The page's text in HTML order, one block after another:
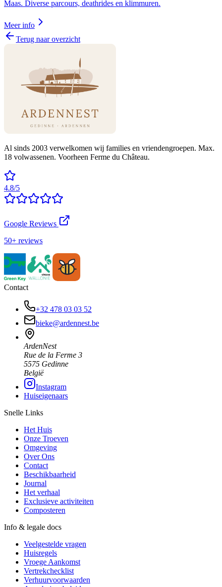
Maas. Diverse parcours, deathrides en klimmuren.
Meer info
Terug naar overzicht
Al sinds 2003 verwelkomen wij families en vriendengroepen. Max.
18 volwassenen. Voorheen Ferme du Château.
4.8/5
Google Reviews
50+ reviews
Contact
+32 478 03 03 52
bieke@ardennest.be
ArdenNest
Rue de la Ferme 3
5575 Gedinne
België
Instagram
Huiseigenaars
Snelle Links
Het Huis
Onze Troeven
Omgeving
Over Ons
Contact
Beschikbaarheid
Journal
Het verhaal
Exclusieve activiteiten
Composteren
Info & legale docs
Veelgestelde vragen
Huisregels
Vroege Aankomst
Vertrekchecklist
Verhuurvoorwaarden